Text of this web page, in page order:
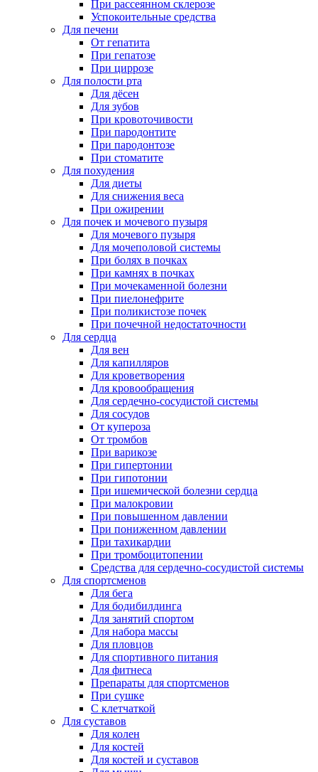
При рассеянном склерозе
Успокоительные средства
Для печени
От гепатита
При гепатозе
При циррозе
Для полости рта
Для дёсен
Для зубов
При кровоточивости
При пародонтите
При пародонтозе
При стоматите
Для похудения
Для диеты
Для снижения веса
При ожирении
Для почек и мочевого пузыря
Для мочевого пузыря
Для мочеполовой системы
При болях в почках
При камнях в почках
При мочекаменной болезни
При пиелонефрите
При поликистозе почек
При почечной недостаточности
Для сердца
Для вен
Для капилляров
Для кроветворения
Для кровообращения
Для сердечно-сосудистой системы
Для сосудов
От купероза
От тромбов
При варикозе
При гипертонии
При гипотонии
При ишемической болезни сердца
При малокровии
При повышенном давлении
При пониженном давлении
При тахикардии
При тромбоцитопении
Средства для сердечно-сосудистой системы
Для спортсменов
Для бега
Для бодибилдинга
Для занятий спортом
Для набора массы
Для пловцов
Для спортивного питания
Для фитнеса
Препараты для спортсменов
При сушке
С клетчаткой
Для суставов
Для колен
Для костей
Для костей и суставов